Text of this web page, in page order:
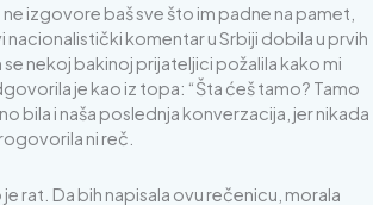
izgovore baš sve što im padne na pamet,
nacionalistički komentar u Srbiji dobila u prvih
nekoj bakinoj prijateljici požalila kako mi
je kao iz topa: “Šta ćeš tamo? Tamo
bila i naša poslednja konverzacija, jer nikada
ni reč.
rat. Da bih napisala ovu rečenicu, morala